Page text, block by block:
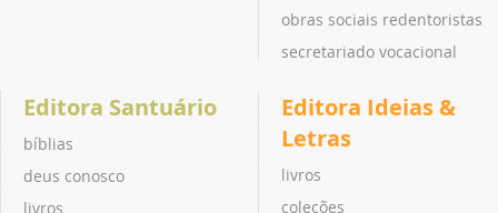
obras sociais redentoristas
secretariado vocacional
Editora Santuário
bíblias
deus conosco
livros
Editora Ideias &
Letras
livros
coleções